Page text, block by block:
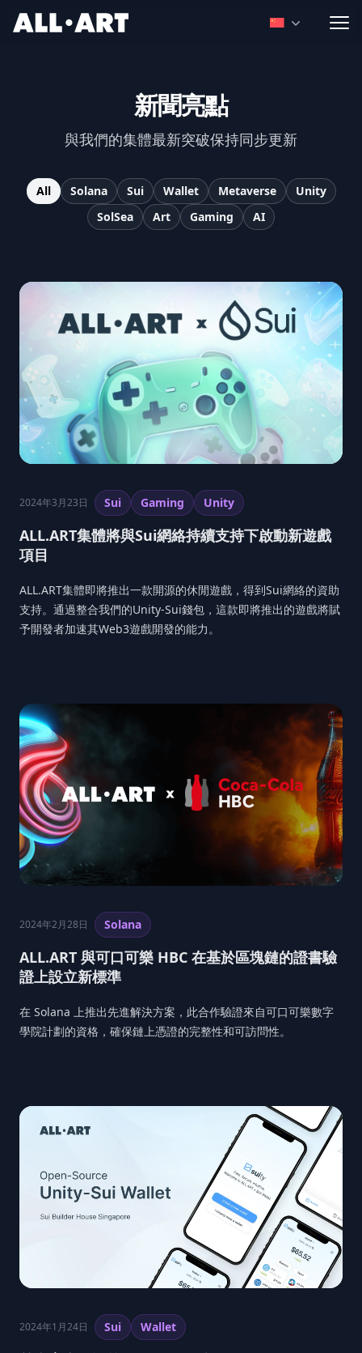
ALL.ART
Open
新聞亮點
與我們的集體最新突破保持同步更新
All Solana Sui Wallet Metaverse
Unity
SolSea
Art Gaming AI
2024年3月23日 Sui Gaming Unity
ALL.ART集體將與Sui網絡持續支持下啟動新遊戲
項目
ALL.ART集體即將推出一款開源的休閒遊戲，得到Sui網絡的資助
支持。通過整合我們的Unity-Sui錢包，這款即將推出的遊戲將賦
予開發者加速其Web3遊戲開發的能力。
2024年2月28日 Solana
ALL.ART 與可口可樂 HBC 在基於區塊鏈的證書驗
證上設立新標準
在 Solana 上推出先進解決方案，此合作驗證來自可口可樂數字
學院計劃的資格，確保鏈上憑證的完整性和可訪問性。
2024年1月24日 Sui Wallet